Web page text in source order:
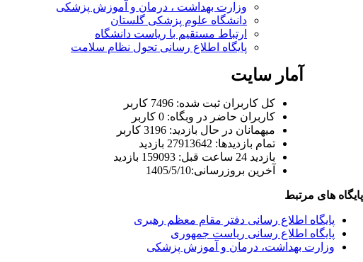
وزارت بهداشت ، درمان و آموزش پزشکی
دانشگاه علوم پزشکی گلستان
ارتباط مستقیم با ریاست دانشگاه
پایگاه اطلاع رسانی تحول نظام سلامت
آمار سایت
كل کاربران ثبت شده: 7496 کاربر
کاربران حاضر در وبگاه: 0 کاربر
ميهمانان در حال بازديد: 3196 کاربر
تمام بازديد‌ها: 27913642 بازدید
بازديد 24 ساعت قبل: 159093 بازدید
آخرین بروزرسانی:1405/5/10
پایگاه های مرتبط
پایگاه اطلاع رسانی دفتر مقام معظم رهبری
پایگاه اطلاع رسانی ریاست جمهوری
وزارت بهداشت، درمان و آموزش پزشکی